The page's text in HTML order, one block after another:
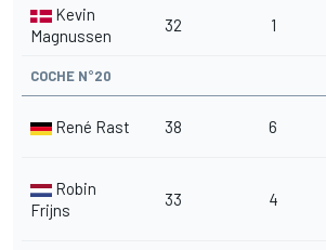
Kevin
Magnussen
32 1
COCHE N°20
René Rast 38 6
Robin
Frijns
33 4